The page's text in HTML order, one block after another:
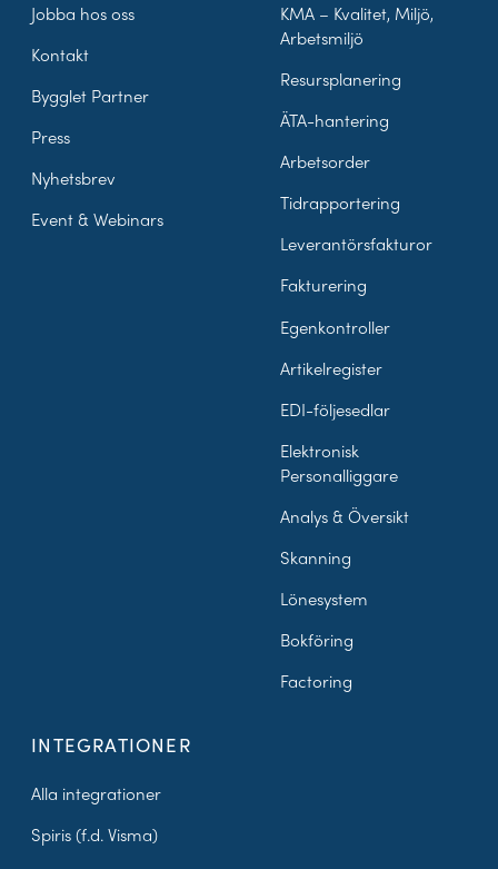
Jobba hos oss
Kontakt
Bygglet Partner
Press
Nyhetsbrev
Event & Webinars
KMA – Kvalitet, Miljö,
Arbetsmiljö
Resursplanering
ÄTA-hantering
Arbetsorder
Tidrapportering
Leverantörsfakturor
Fakturering
Egenkontroller
Artikelregister
EDI-följesedlar
Elektronisk
Personalliggare
Analys & Översikt
Skanning
Lönesystem
Bokföring
Factoring
INTEGRATIONER
Alla integrationer
Spiris (f.d. Visma)